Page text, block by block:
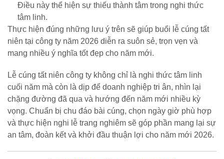
Điều này thể hiện sự thiếu thành tâm trong nghi thức
tâm linh.
Thực hiện đúng những lưu ý trên sẽ giúp buổi lễ cúng tất
niên tại công ty năm 2026 diễn ra suôn sẻ, trọn vẹn và
mang nhiều ý nghĩa tốt đẹp cho năm mới.
Lễ cúng tất niên công ty không chỉ là nghi thức tâm linh
cuối năm mà còn là dịp để doanh nghiệp tri ân, nhìn lại
chặng đường đã qua và hướng đến năm mới nhiều kỳ
vọng. Chuẩn bị chu đáo bài cúng, chọn ngày giờ phù hợp
và thực hiện nghi lễ trang nghiêm sẽ góp phần mang lại sự
an tâm, đoàn kết và khởi đầu thuận lợi cho năm mới 2026.